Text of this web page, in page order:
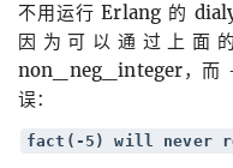
不用运行 Erlang 的
因为可以通过上面
non_neg_integer，而 -
误：
fact(-5) will never